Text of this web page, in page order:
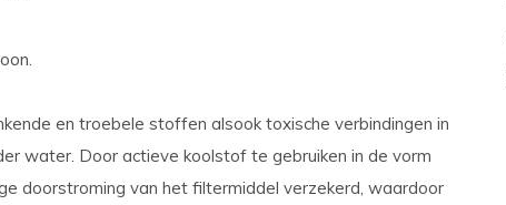
en troebele stoffen alsook toxische verbindingen in
water. Door actieve koolstof te gebruiken in de vorm
doorstroming van het filtermiddel verzekerd, waardoor